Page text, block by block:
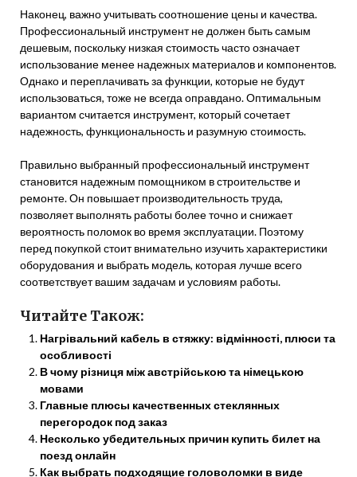
Наконец, важно учитывать соотношение цены и качества.
Профессиональный инструмент не должен быть самым
дешевым, поскольку низкая стоимость часто означает
использование менее надежных материалов и компонентов.
Однако и переплачивать за функции, которые не будут
использоваться, тоже не всегда оправдано. Оптимальным
вариантом считается инструмент, который сочетает
надежность, функциональность и разумную стоимость.
Правильно выбранный профессиональный инструмент
становится надежным помощником в строительстве и
ремонте. Он повышает производительность труда,
позволяет выполнять работы более точно и снижает
вероятность поломок во время эксплуатации. Поэтому
перед покупкой стоит внимательно изучить характеристики
оборудования и выбрать модель, которая лучше всего
соответствует вашим задачам и условиям работы.
Читайте Також:
Нагрівальний кабель в стяжку: відмінності, плюси та
особливості
В чому різниця між австрійською та німецькою
мовами
Главные плюсы качественных стеклянных
перегородок под заказ
Несколько убедительных причин купить билет на
поезд онлайн
Как выбрать подходящие головоломки в виде